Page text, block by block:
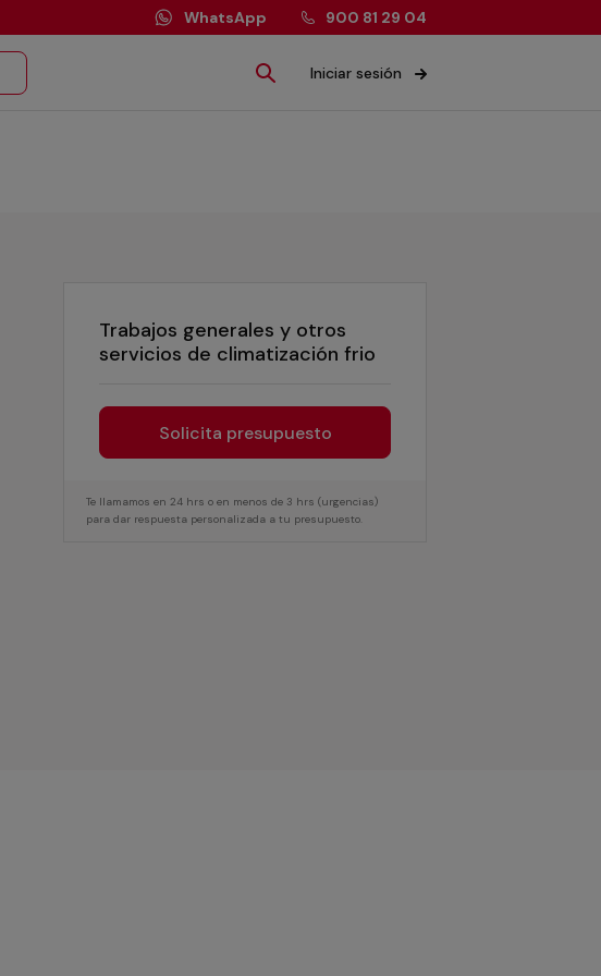
WhatsApp 900 81 29 04
Iniciar sesión
Trabajos generales y otros
servicios de climatización frio
Solicita presupuesto
Te llamamos en 24 hrs o en menos de 3 hrs (urgencias)
para dar respuesta personalizada a tu presupuesto.